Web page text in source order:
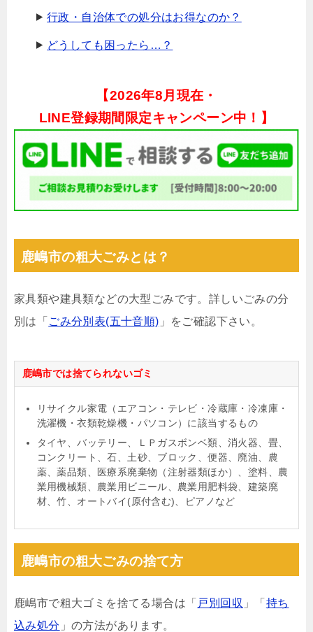
行政・自治体での処分はお得なのか？
どうしても困ったら…？
【2026年8月現在・
LINE登録期間限定キャンペーン中！】
鹿嶋市の粗大ごみとは？
家具類や建具類などの大型ごみです。詳しいごみの分
別は「 ごみ分別表(五十音順) 」をご確認下さい。
鹿嶋市では捨てられないゴミ
リサイクル家電（エアコン・テレビ・冷蔵庫・冷凍庫・
洗濯機・衣類乾燥機・パソコン）に該当するもの
タイヤ、バッテリー、ＬＰガスボンベ類、消火器、畳、
コンクリート、石、土砂、ブロック、便器、廃油、農
薬、薬品類、医療系廃棄物（注射器類ほか）、塗料、農
業用機械類、農業用ビニール、農業用肥料袋、建築廃
材、竹、オートバイ(原付含む)、ピアノなど
鹿嶋市の粗大ごみの捨て方
鹿嶋市で粗大ゴミを捨てる場合は「 戸別回収 」「 持ち
込み処分 」の方法があります。